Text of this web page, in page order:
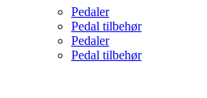
Pedaler
Pedal tilbehør
Pedaler
Pedal tilbehør